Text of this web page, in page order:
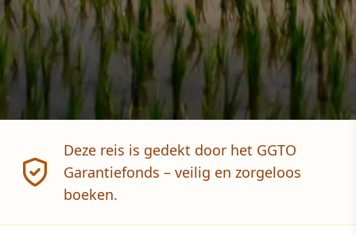
Deze reis is gedekt door het GGTO
Garantiefonds – veilig en zorgeloos
boeken.